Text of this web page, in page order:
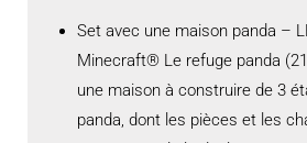
Set avec une maison panda –
Minecraft® Le refuge panda
une maison à construire de 3
panda, dont les pièces et les